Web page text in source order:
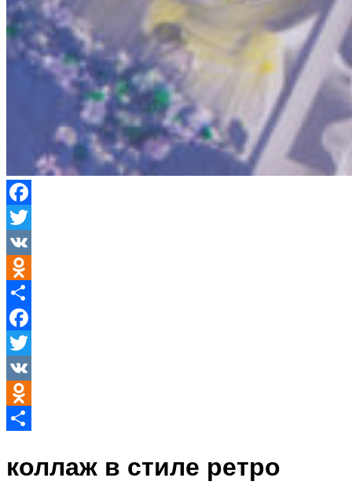
Facebook
Twitter
VK
Odnoklassniki
Отправить
Facebook
Twitter
VK
Odnoklassniki
коллаж в стиле ретро